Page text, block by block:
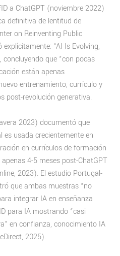
a ChatGPT (noviembre 2022)
definitiva de lentitud de
on Reinventing Public
“AI Is Evolving,
que “con pocas
están apenas
entrenamiento, currículo y
post-revolución generativa.
2023) documentó que
usada crecientemente en
en currículos de formación
4-5 meses post-ChatGPT
2023). El estudio Portugal-
que ambas muestras “no
integrar IA en enseñanza
para IA mostrando “casi
en confianza, conocimiento IA
2025).